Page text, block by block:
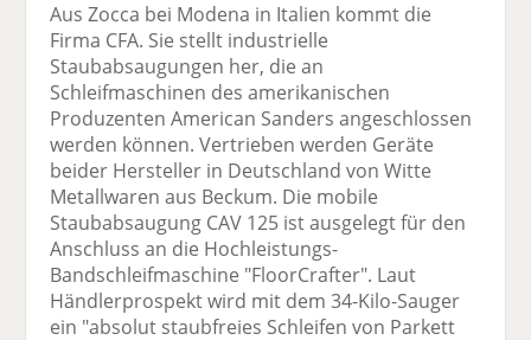
Aus Zocca bei Modena in Italien kommt die
Firma CFA. Sie stellt industrielle
Staubabsaugungen her, die an
Schleifmaschinen des amerikanischen
Produzenten American Sanders angeschlossen
werden können. Vertrieben werden Geräte
beider Hersteller in Deutschland von Witte
Metallwaren aus Beckum. Die mobile
Staubabsaugung CAV 125 ist ausgelegt für den
Anschluss an die Hochleistungs-
Bandschleifmaschine "FloorCrafter". Laut
Händlerprospekt wird mit dem 34-Kilo-Sauger
ein "absolut staubfreies Schleifen von Parkett